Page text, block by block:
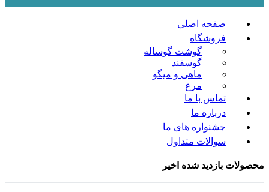
صفحه اصلی
فروشگاه
گوشت گوساله
گوسفند
ماهی و میگو
مرغ
تماس با ما
درباره ما
جشنواره های ما
سوالات متداول
محصولات بازدید شده اخیر